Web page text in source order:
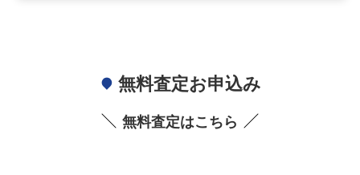
無料査定お申込み
無料査定はこちら